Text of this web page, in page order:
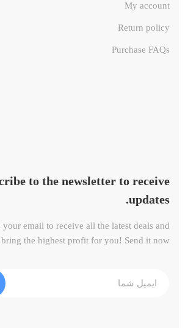
My account
Return policy
Purchase FAQs
to the newsletter to receive
updates.
your email to receive all the latest deals and
the highest profit for you! Send it now!